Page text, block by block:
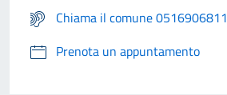
Chiama il comune 0516906811
Prenota un appuntamento